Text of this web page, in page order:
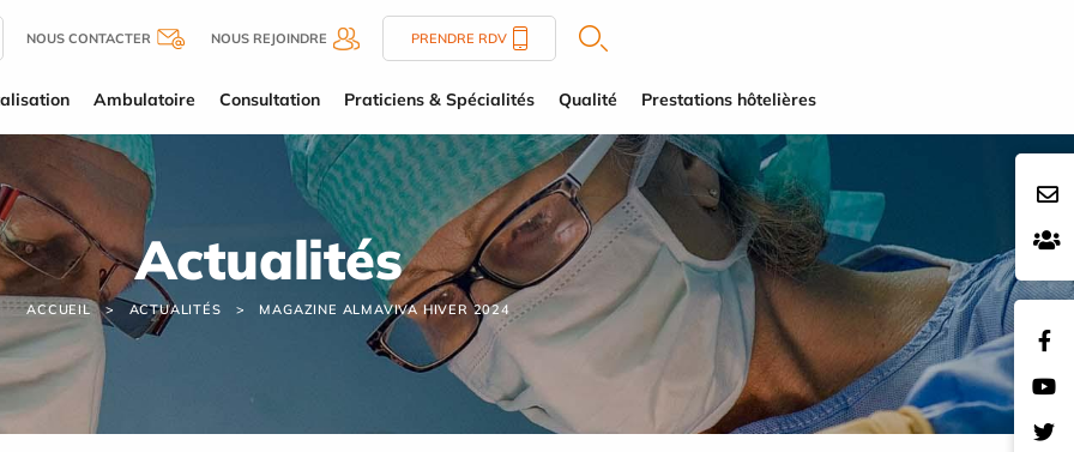
NOUS CONTACTER NOUS REJOINDRE PRENDRE RDV
Ambulatoire Consultation Praticiens & Spécialités Qualité Prestations hôtelières
Actualités
ACCUEIL ACTUALITÉS MAGAZINE ALMAVIVA HIVER 2024